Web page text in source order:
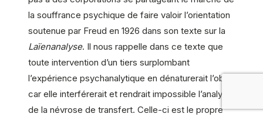
la souffrance psychique de faire valoir l’orientation
soutenue par Freud en 1926 dans son texte sur la
Laïenanalyse. Il nous rappelle dans ce texte que
toute intervention d’un tiers surplombant
l’expérience psychanalytique en dénaturerait l’objet
car elle interférerait et rendrait impossible l’analyse
de la névrose de transfert. Celle-ci est le propre